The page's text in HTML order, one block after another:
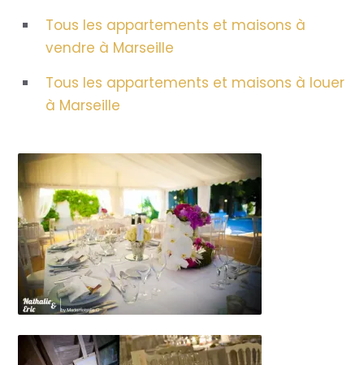
Tous les appartements et maisons à
vendre à Marseille
Tous les appartements et maisons à louer
à Marseille